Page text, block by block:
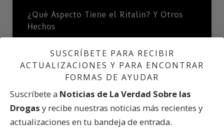
¿Qué Aspecto Tiene el Ritalin? Y Otros
Hechos
La Cocaína del Pobre
de Receta
SUSCRÍBETE PARA RECIBIR
ACTUALIZACIONES Y PARA ENCONTRAR
FORMAS DE AYUDAR
Suscríbete a Noticias de La Verdad Sobre las
Drogas y recibe nuestras noticias más recientes y
actualizaciones en tu bandeja de entrada.